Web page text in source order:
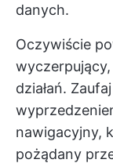
danych.
Oczywiście
działań.
nawigacyjny,
pożądany